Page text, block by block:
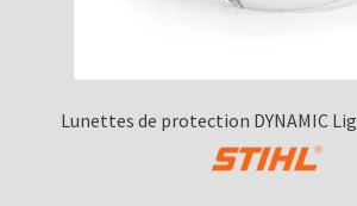
Lunettes de protection DYNAMIC